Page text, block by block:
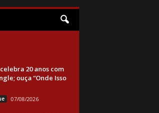
20 anos com
ouça “Onde Isso
07/08/2026